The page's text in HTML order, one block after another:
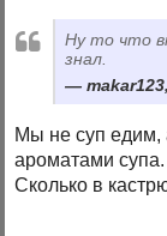
Ну то что
знал.
Мы не суп едим,
ароматами супа.
Сколько в